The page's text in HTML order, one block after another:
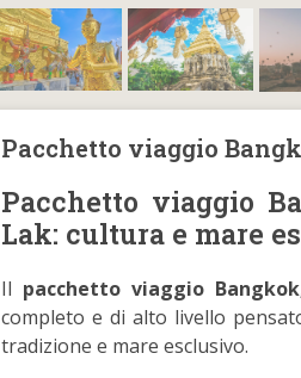
Pacchetto viaggio
Pacchetto viaggio
Lak: cultura e mare
Il pacchetto viaggio
completo e di alto livello
tradizione e mare esclusivo.